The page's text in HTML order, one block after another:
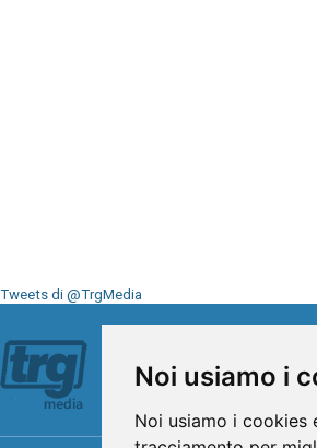
Noi usiamo i
Noi usiamo i cookies
Tweets di @TrgMedia